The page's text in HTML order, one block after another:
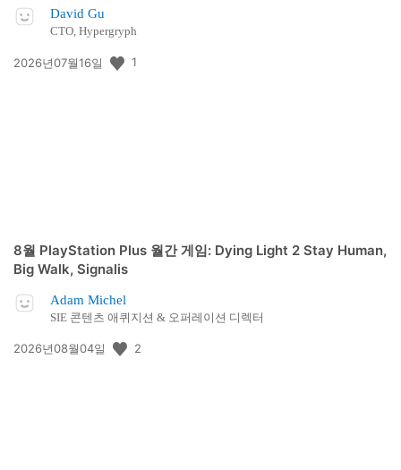
David Gu
CTO, Hypergryph
공
2026년07월16일 1
8월 PlayStation Plus 월간 게임: Dying Light 2 Stay Human,
Big Walk, Signalis
Adam Michel
SIE 콘텐츠 애퀴지션 & 오퍼레이션 디렉터
공
2026년08월04일 2